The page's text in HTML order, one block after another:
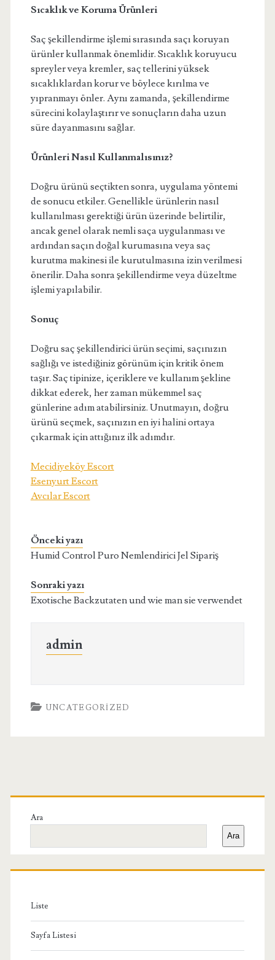
Sıcaklık ve Koruma Ürünleri
Saç şekillendirme işlemi sırasında saçı koruyan
ürünler kullanmak önemlidir. Sıcaklık koruyucu
spreyler veya kremler, saç tellerini yüksek
sıcaklıklardan korur ve böylece kırılma ve
yıpranmayı önler. Aynı zamanda, şekillendirme
sürecini kolaylaştırır ve sonuçların daha uzun
süre dayanmasını sağlar.
Ürünleri Nasıl Kullanmalısınız?
Doğru ürünü seçtikten sonra, uygulama yöntemi
de sonucu etkiler. Genellikle ürünlerin nasıl
kullanılması gerektiği ürün üzerinde belirtilir,
ancak genel olarak nemli saça uygulanması ve
ardından saçın doğal kurumasına veya saç
kurutma makinesi ile kurutulmasına izin verilmesi
önerilir. Daha sonra şekillendirme veya düzeltme
işlemi yapılabilir.
Sonuç
Doğru saç şekillendirici ürün seçimi, saçınızın
sağlığı ve istediğiniz görünüm için kritik önem
taşır. Saç tipinize, içeriklere ve kullanım şekline
dikkat ederek, her zaman mükemmel saç
günlerine adım atabilirsiniz. Unutmayın, doğru
ürünü seçmek, saçınızın en iyi halini ortaya
çıkarmak için attığınız ilk adımdır.
Mecidiyeköy Escort
Esenyurt Escort
Avcılar Escort
Önceki yazı
Humid Control Puro Nemlendirici Jel Sipariş
Sonraki yazı
Exotische Backzutaten und wie man sie verwendet
admin
UNCATEGORIZED
Birincil
Yan
Menü
Ara
Ara
Liste
Sayfa Listesi